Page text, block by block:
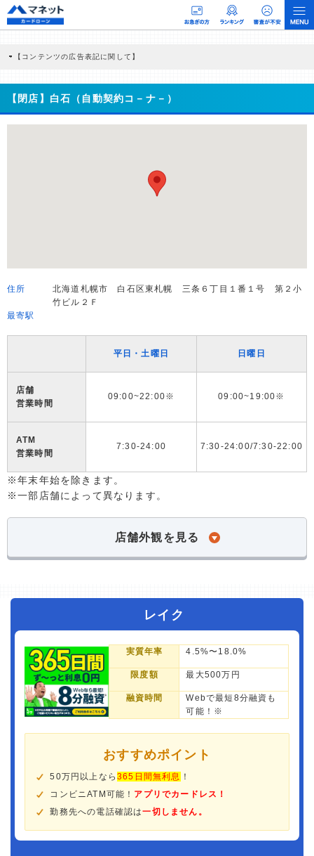
【コンテンツの広告表記に関して】
商品を根拠なくPRするものではなく、当編集部の調査／ユーザーへの口コミ収集な
どに基づき、公平性を担保した情報提供を行っています。
>提携企業一覧
【閉店】白石（自動契約コ－ナ－）
住所
北海道札幌市 白石区東札幌 三条６丁目１番１号 第２小
竹ビル２Ｆ
最寄駅
平日・土曜日 日曜日
店舗
営業時間
09:00~22:00※ 09:00~19:00※
ATM
営業時間
7:30-24:00 7:30-24:00/7:30-22:00
※年末年始を除きます。
※一部店舗によって異なります。
店舗外観を見る
レイク
実質年率 4.5%〜18.0%
限度額 最大500万円
融資時間
Webで最短8分融資も
可能！※
おすすめポイント
50万円以上なら365日間無利息 ！
コンビニATM可能！ アプリでカードレス！
勤務先への電話確認は一切しません。